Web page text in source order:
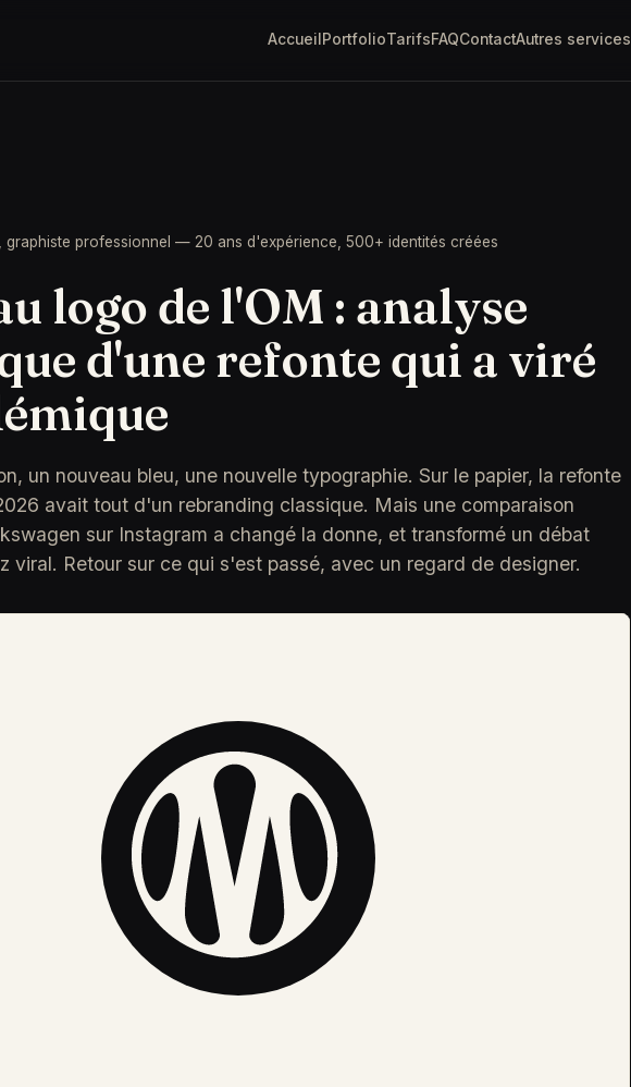
Accueil PortfolioTarifsFAQContactAutres services
, graphiste professionnel — 20 ans d'expérience, 500+ identités créées
logo de l'OM : analyse
d'une refonte qui a viré
un nouveau bleu, une nouvelle typographie. Sur le papier, la refonte
avait tout d'un rebranding classique. Mais une comparaison
sur Instagram a changé la donne, et transformé un débat
viral. Retour sur ce qui s'est passé, avec un regard de designer.